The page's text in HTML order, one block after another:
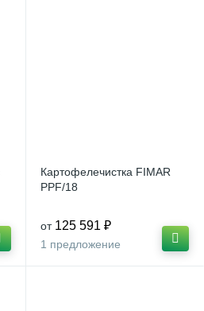
Картофелечистка FIMAR
PPF/18
от 125 591 ₽
1 предложение